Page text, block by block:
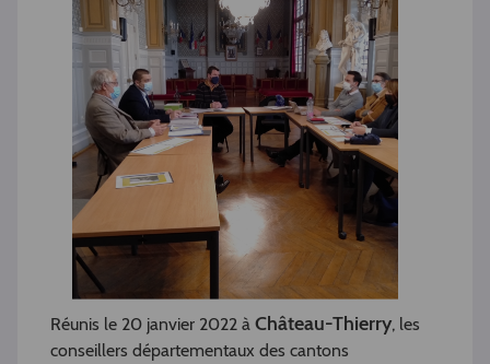
Réunis le 20 janvier 2022 à Château-Thierry, les
conseillers départementaux des cantons